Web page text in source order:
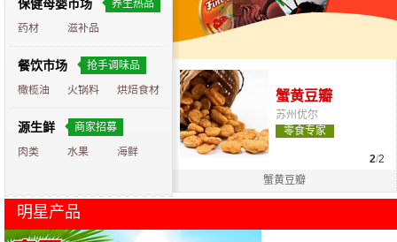
保健母婴市场
养生热品
药材
滋补品
餐饮市场
抢手调味品
橄榄油
火锅料 烘焙食材
源生鲜
商家招募
肉类
水果 海鲜
燕麦巧克力
零食专家
蟹黄豆瓣
苏州优尔
零食专家
2/2
蟹黄豆瓣
明星产品